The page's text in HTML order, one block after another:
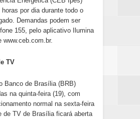
por dia durante todo o
Demandas podem ser
155, pelo aplicativo Ilumina
www.ceb.com.br.
TV
Banco de Brasília (BRB)
na quinta-feira (19), com
normal na sexta-feira
de TV de Brasília ficará aberta